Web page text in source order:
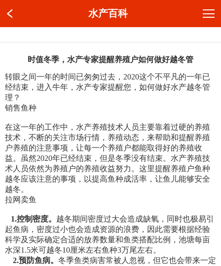
水产百科
时值冬季，水产专家提醒养殖户如何做好越冬管
转眼之间一年的时间已匆匆过去，2020这个不平凡的一年已
经结束，进入牛年，水产专家提醒您，如何做好水产越冬管
理？
销售鱼种
在这一年的工作中，水产养殖技术人员主要靠着过硬的养殖
技术，不断的关注市场行情，养殖动态，来帮助和提醒养殖
户养殖的注意事项，让每一个养殖户都能取得好的养殖收
益。虽然2020年已经结束，但是冬季没有结束。水产养殖技
术人员依然为养殖户的养殖收益努力。这里提醒养殖户鱼种
越冬应该注意的事项，以提高鱼种成活率，让鱼儿能够安全
越冬。
拉网卖鱼
1.控制密度。 越冬期间密度过大会造成缺氧，同时也极易引
起鱼病，密度过小也会造成资源的浪费，因此需要根据经验
科学及实际确定合适的放养数量和鱼类搭配比例，池塘每亩
水深1.5米可越冬10厘米左右鱼种3万尾左右。
2.预防鱼病。 冬季鱼类病害常被人忽视，但它也会带来一定